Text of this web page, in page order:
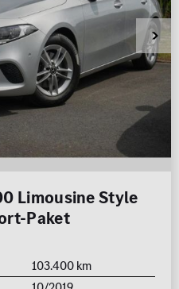
Limousine Style
Paket
103.400 km